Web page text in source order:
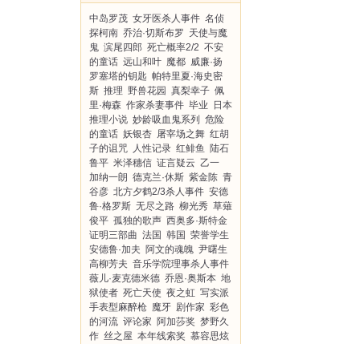
中岛罗茂 女牙医杀人事件 名侦
探柯南 乔治·切斯布罗 天使与魔
鬼 滨尾四郎 死亡概率2/2 不安
的童话 远山和叶 魔都 威廉·扬
罗塞塔的钥匙 帕特里夏·海史密
斯 推理 野兽花园 真梨幸子 佩
里·梅森 作家杀妻事件 毕业
日本
推理小说 妙龄吸血鬼系列
危险
的童话 妖银杏 屠宰场之舞 红胡
子的诅咒 人性记录 红鲱鱼
陆石
鲁平 米泽穗信 证言疑云 乙一
加纳一朗 德克兰·休斯 紫金陈 青
谷彦 北方夕鹤2/3杀人事件 安德
鲁·格罗斯 无尽之路 柳光秀 草薙
俊平 孤独的歌声 西奥多·斯特金
证明三部曲 法国 韩国 荣誉学生
安德鲁·加夫 阿文的魂魄 尹曙生
高柳芳夫 音乐学院理事杀人事件
薇儿·麦克德米德 乔恩·奥斯本 地
狱使者 死亡天使 夜之虹 写实派
手表型麻醉枪 魔牙 剧作家 彩色
的河流 评论家 阿加莎奖 梦野久
作 丝之屋 本年线索奖 慕容思炫